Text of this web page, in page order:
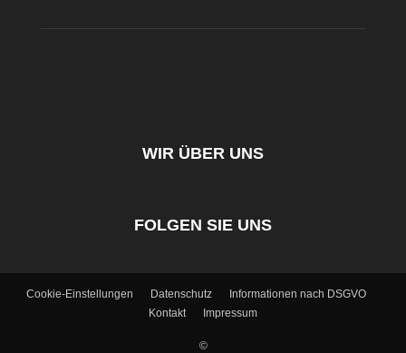
WIR ÜBER UNS
FOLGEN SIE UNS
Cookie-Einstellungen Datenschutz
Informationen nach DSGVO
Kontakt
Impressum
©